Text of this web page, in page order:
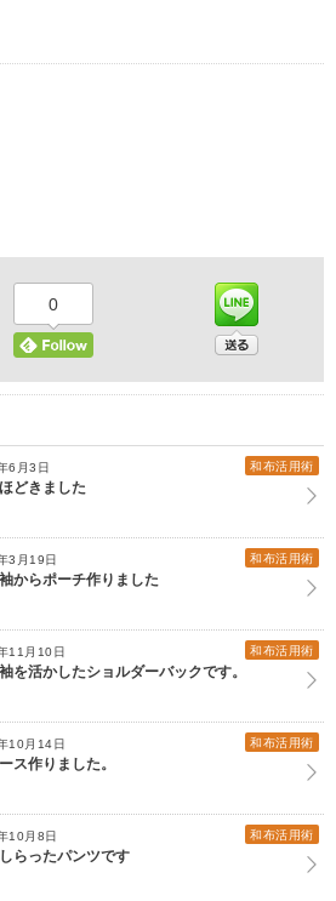
0
6月3日 和布活用術
どきました
3月19日 和布活用術
からポーチ作りました
11月10日 和布活用術
を活かしたショルダーバックです。
10月14日 和布活用術
ス作りました。
10月8日 和布活用術
らったパンツです